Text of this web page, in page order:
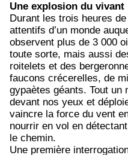
Une explosion du vivant
Durant les trois heures
attentifs d’un monde
observent plus de 3 000
toute sorte, mais aussi
roitelets et des
faucons crécerelles, de
gypaètes géants. Tout un
devant nos yeux et
vaincre la force du vent
nourrir en vol en
le chemin.
Une première